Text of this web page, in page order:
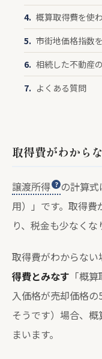
概算取得費を使
市街地価格指数
相続した不動産
よくある質問
取得費がわから
譲渡所得
の計算
用）」です。取得
り、税金も少なくな
取得費がわからな
得費とみなす 「概
入価格が売却価格
そうです）場合、
まいます。